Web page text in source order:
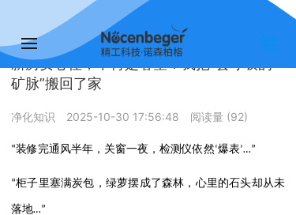
您的位置： 首页 >>净化知识
新房安心住，不再是奢望！我把“会呼吸的
矿脉”搬回了家
净化知识 2025-10-30 17:56:48 阅读量 (92)
“装修完通风半年，关窗一夜，检测仪依然‘爆表’…”
“柜子里塞满炭包，绿萝摆成了森林，心里的石头却从未
落地…”